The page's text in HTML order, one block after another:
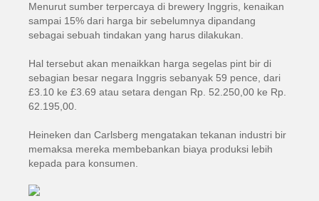
Menurut sumber terpercaya di brewery Inggris, kenaikan
sampai 15% dari harga bir sebelumnya dipandang
sebagai sebuah tindakan yang harus dilakukan.
Hal tersebut akan menaikkan harga segelas pint bir di
sebagian besar negara Inggris sebanyak 59 pence, dari
£3.10 ke £3.69 atau setara dengan Rp. 52.250,00 ke Rp.
62.195,00.
Heineken dan Carlsberg mengatakan tekanan industri bir
memaksa mereka membebankan biaya produksi lebih
kepada para konsumen.